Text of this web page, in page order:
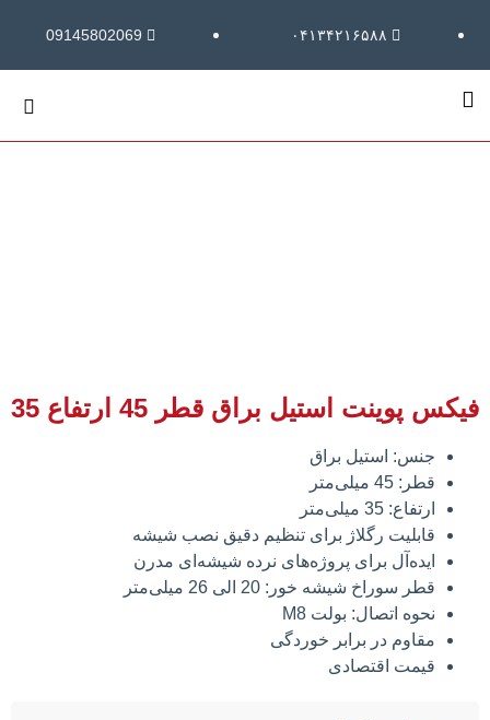
۰۴۱۳۴۲۱۶۵۸۸ 09145802069
فیکس پوینت استیل براق قطر 45 ارتفاع 35
جنس: استیل براق
قطر: 45 میلی‌متر
ارتفاع: 35 میلی‌متر
قابلیت رگلاژ برای تنظیم دقیق نصب شیشه
ایده‌آل برای پروژه‌های نرده شیشه‌ای مدرن
قطر سوراخ شیشه خور: 20 الی 26 میلی‌متر
نحوه اتصال: بولت M8
مقاوم در برابر خوردگی
قیمت اقتصادی